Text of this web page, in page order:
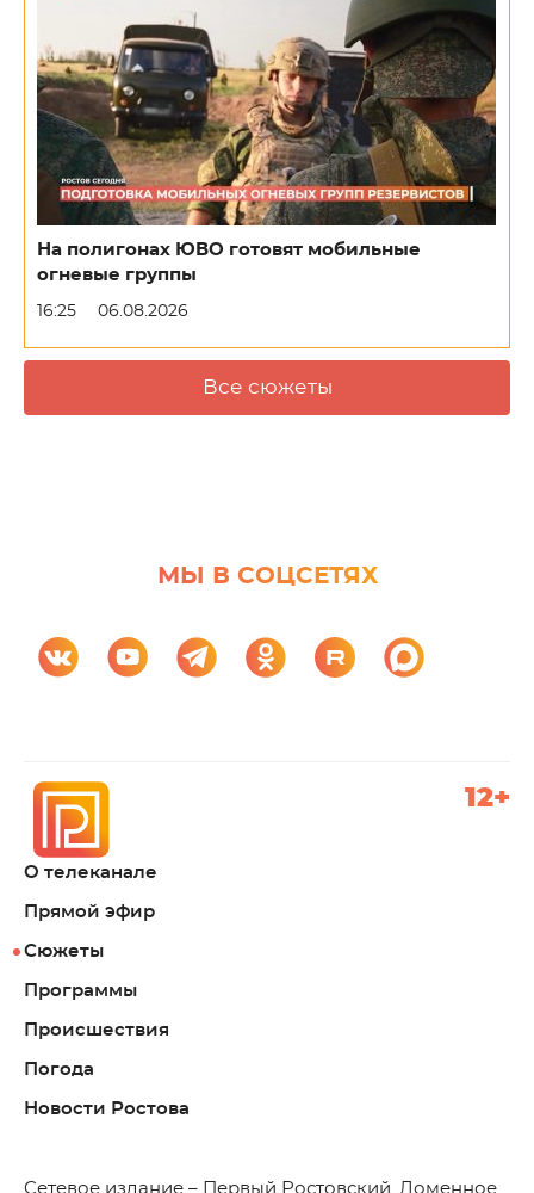
На полигонах ЮВО готовят мобильные
огневые группы
16:25 06.08.2026
Все сюжеты
МЫ В СОЦСЕТЯХ
О телеканале
Прямой эфир
Сюжеты
Программы
Происшествия
Погода
Новости Ростова
12+
Cетевое издание – Первый Ростовский. Доменное